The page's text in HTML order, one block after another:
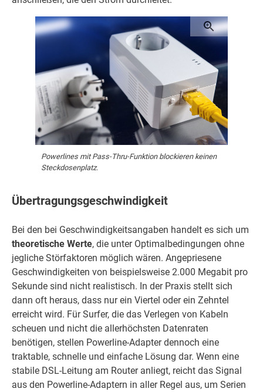
Powerlines mit Pass-Thru-Funktion blockieren keinen
Steckdosenplatz.
Übertragungsgeschwindigkeit
Bei den bei Geschwindigkeitsangaben handelt es sich um
theoretische Werte, die unter Optimalbedingungen ohne
jegliche Störfaktoren möglich wären. Angepriesene
Geschwindigkeiten von beispielsweise 2.000 Megabit pro
Sekunde sind nicht realistisch. In der Praxis stellt sich
dann oft heraus, dass nur ein Viertel oder ein Zehntel
erreicht wird. Für Surfer, die das Verlegen von Kabeln
scheuen und nicht die allerhöchsten Datenraten
benötigen, stellen Powerline-Adapter dennoch eine
traktable, schnelle und einfache Lösung dar. Wenn eine
stabile DSL-Leitung am Router anliegt, reicht das Signal
aus den Powerline-Adaptern in aller Regel aus, um Serien